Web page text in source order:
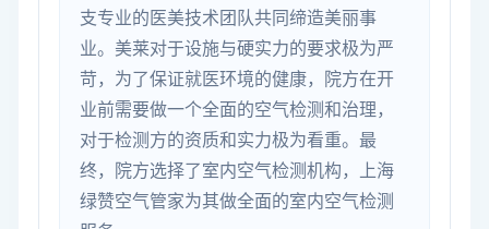
支专业的医美技术团队共同缔造美丽事
业。美莱对于设施与硬实力的要求极为严
苛，为了保证就医环境的健康，院方在开
业前需要做一个全面的空气检测和治理，
对于检测方的资质和实力极为看重。最
终，院方选择了室内空气检测机构，上海
绿赞空气管家为其做全面的室内空气检测